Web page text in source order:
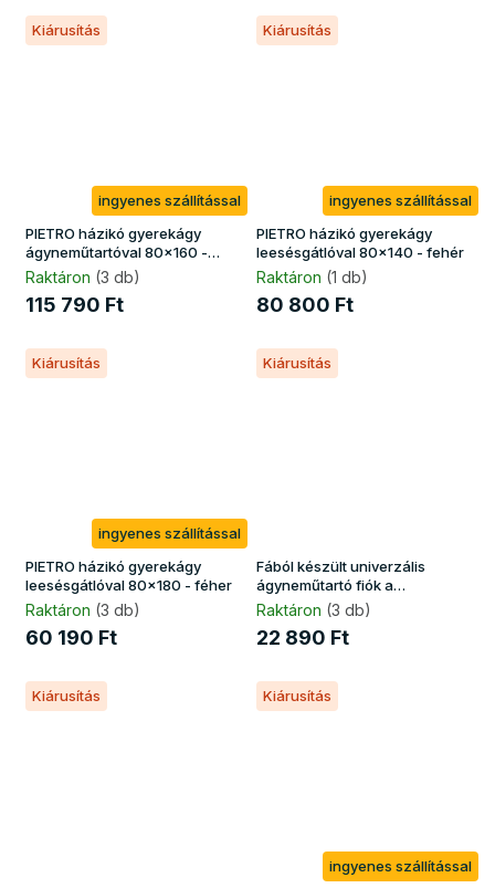
Kiárusítás
ingyenes szállítással
PIETRO házikó gyerekágy
ágyneműtartóval 80x160 -
fehér
Raktáron (3 db)
115 790 Ft
Kiárusítás
ingyenes szállítással
PIETRO házikó gyerekágy
leesésgátlóval 80x140 - fehér
Raktáron (1 db)
80 800 Ft
Kiárusítás
ingyenes szállítással
PIETRO házikó gyerekágy
leesésgátlóval 80x180 - féher
Raktáron (3 db)
60 190 Ft
Kiárusítás
Fából készült univerzális
ágyneműtartó fiók a
gyerekágyakhoz 138x55 -
Raktáron (3 db)
22 890 Ft
Kiárusítás Kiárusítás
ingyenes szállítással